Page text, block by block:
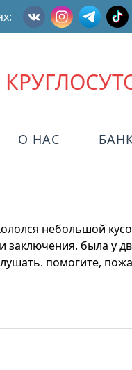
О НАС
небольшой
заключения. была у
помогите,